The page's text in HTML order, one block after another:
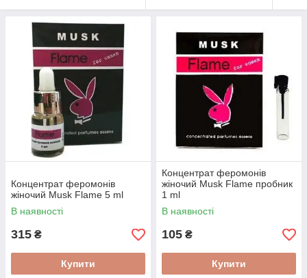
Концентрат феромонів
жіночий Musk Flame 5 ml
В наявності
315 ₴
Купити
Концентрат феромонів
жіночий Musk Flame пробник
1 ml
В наявності
105 ₴
Купити